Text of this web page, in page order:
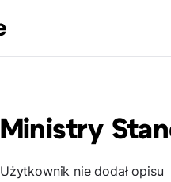
Ministry
Użytkownik nie dodał opisu